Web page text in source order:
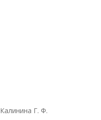
Калинина Г. Ф.